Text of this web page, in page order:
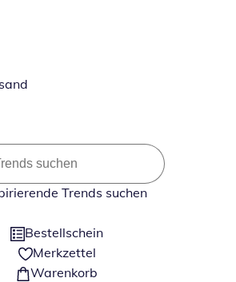
Trends suchen
Bestellschein
Merkzettel
Warenkorb